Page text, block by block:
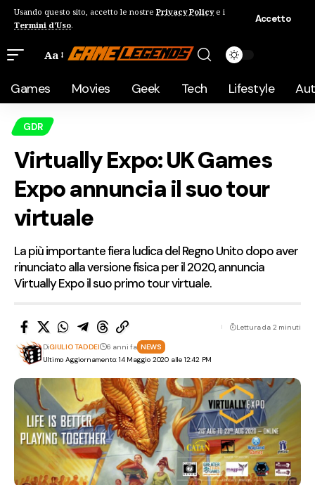
Usando questo sito, accetto le nostre Privacy Policye i
Termini d'Uso.
Accetto
Aa
Games Movies Geek Tech Lifestyle
GDR
Virtually Expo: UK Games
Expo annuncia il suo tour
virtuale
La più importante fiera ludica del Regno Unito dopo aver
rinunciato alla versione fisica per il 2020, annuncia
Virtually Expo il suo primo tour virtuale.
Ultimo Aggiornamento: 14 Maggio 2020 alle 12:42 PM
DiGIULIO TADDEI 6 anni fa NEWS
Lettura da 2 minuti